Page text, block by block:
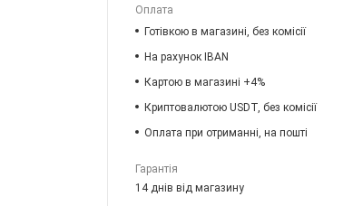
Оплата
Готівкою в магазині, без комісії
На рахунок IBAN
Картою в магазині +4%
Криптовалютою USDT, без комісії
Оплата при отриманні, на пошті
Гарантія
14 днів від магазину